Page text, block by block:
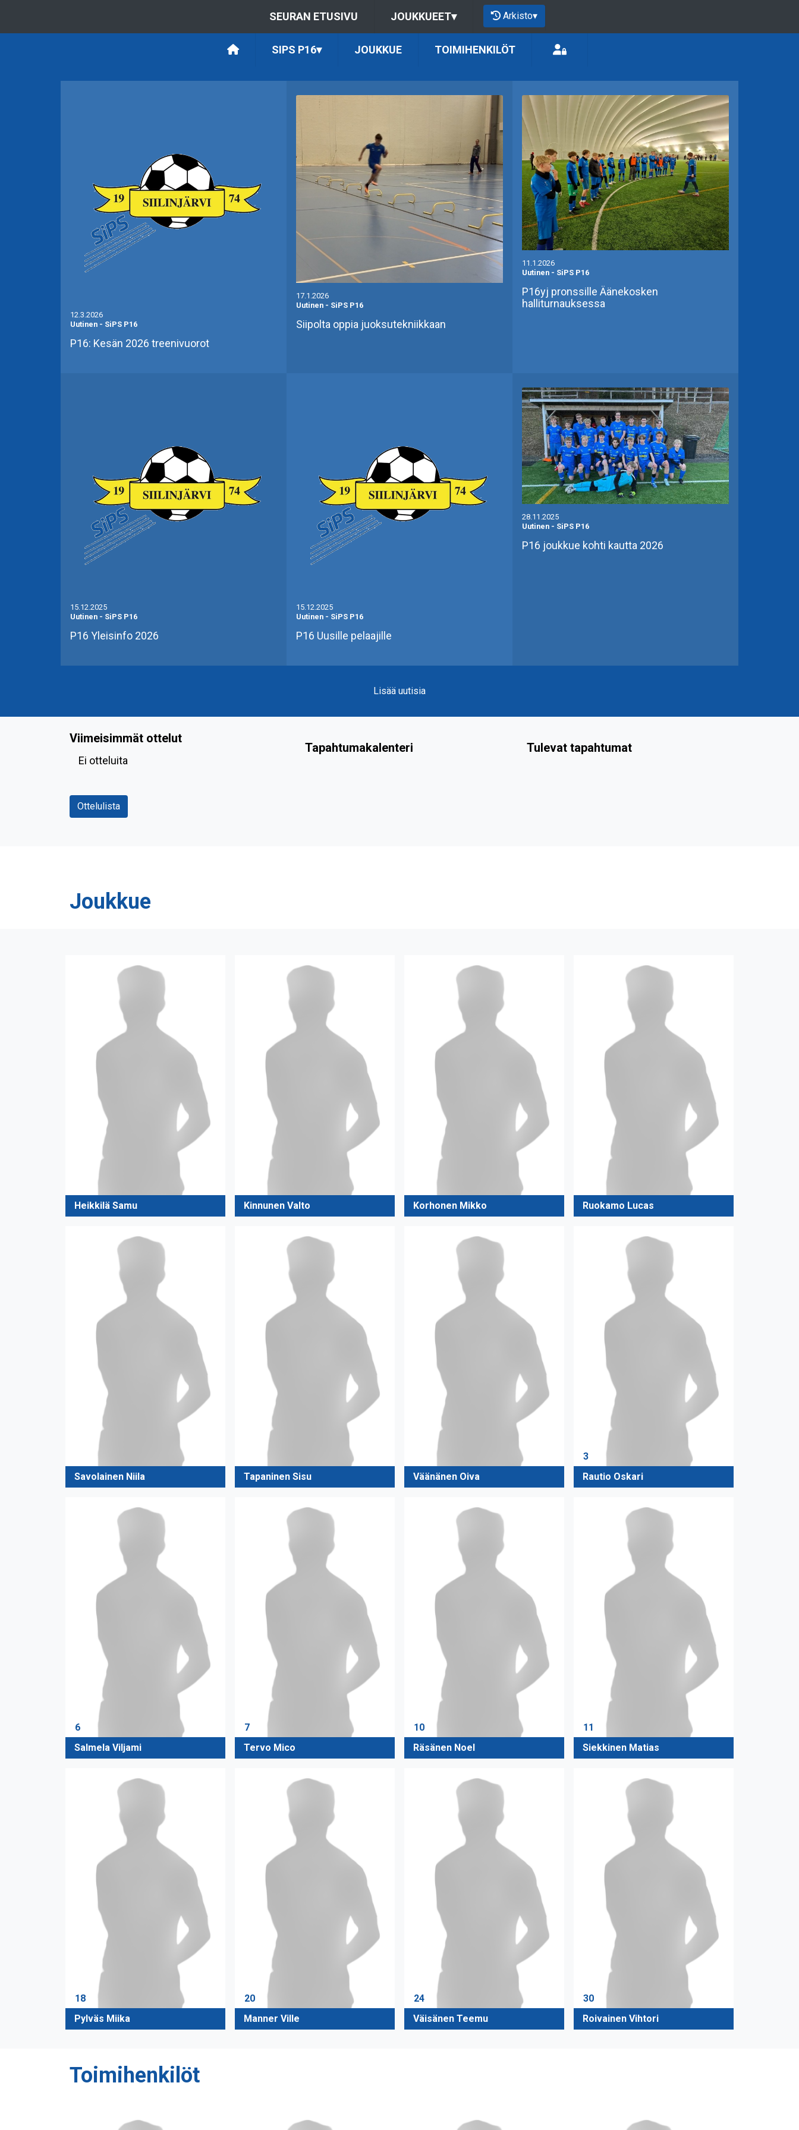
SEURAN ETUSIVU JOUKKUEET▾ Arkisto▾
SIPS P16▾ JOUKKUE TOIMIHENKILÖT
12.3.2026
Uutinen - SiPS P16
P16: Kesän 2026 treenivuorot
17.1.2026
Uutinen - SiPS P16
Siipolta oppia juoksutekniikkaan
11.1.2026
Uutinen - SiPS P16
P16yj pronssille Äänekosken
halliturnauksessa
15.12.2025
Uutinen - SiPS P16
P16 Yleisinfo 2026
15.12.2025
Uutinen - SiPS P16
P16 Uusille pelaajille
28.11.2025
Uutinen - SiPS P16
P16 joukkue kohti kautta 2026
Lisää uutisia
Viimeisimmät ottelut
Ei otteluita
Ottelulista
Tapahtumakalenteri Tulevat tapahtumat
Joukkue
Heikkilä Samu Kinnunen Valto Korhonen Mikko Ruokamo Lucas
Savolainen Niila Tapaninen Sisu Väänänen Oiva
3
Rautio Oskari
6
Salmela Viljami
7
Tervo Mico
10
Räsänen Noel
11
Siekkinen Matias
18
Pylväs Miika
20
Manner Ville
24
Väisänen Teemu
30
Roivainen Vihtori
Toimihenkilöt